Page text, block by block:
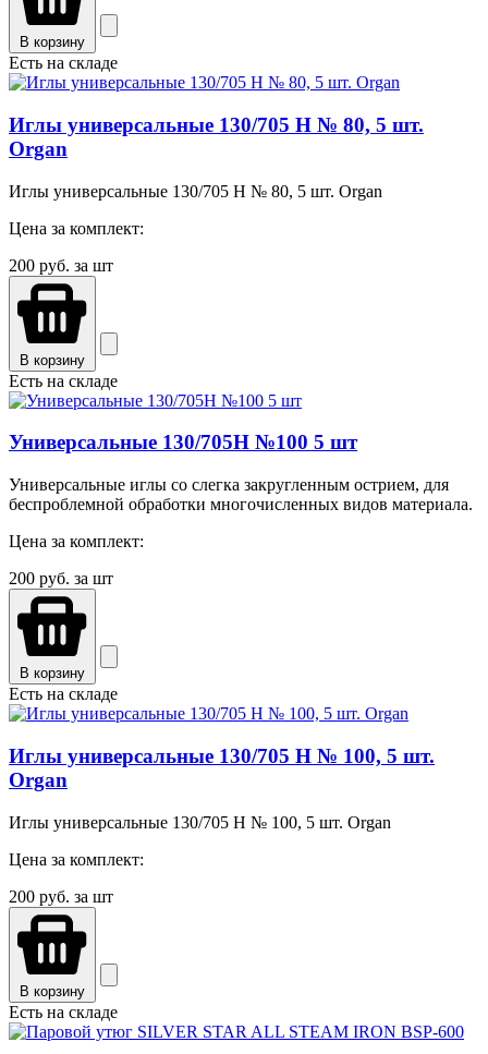
В корзину
Есть на складе
Иглы универсальные 130/705 H № 80, 5 шт.
Organ
Иглы универсальные 130/705 H № 80, 5 шт. Organ
Цена за комплект:
200 руб. за шт
В корзину
Есть на складе
Универсальные 130/705H №100 5 шт
Универсальные иглы со слегка закругленным острием, для
беспроблемной обработки многочисленных видов материала.
Цена за комплект:
200 руб. за шт
В корзину
Есть на складе
Иглы универсальные 130/705 H № 100, 5 шт.
Organ
Иглы универсальные 130/705 H № 100, 5 шт. Organ
Цена за комплект:
200 руб. за шт
В корзину
Есть на складе